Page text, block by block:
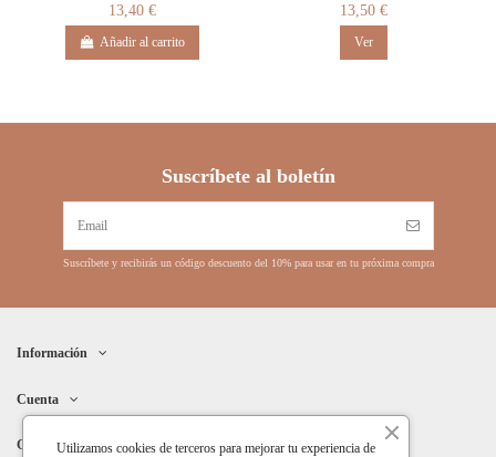
13,40 €
Añadir al carrito
13,50 €
Ver
Suscríbete al boletín
Suscríbete y recibirás un código descuento del 10% para usar en tu próxima compra
Información
Cuenta
ContactoUtilizamos cookies de terceros para mejorar tu experiencia de